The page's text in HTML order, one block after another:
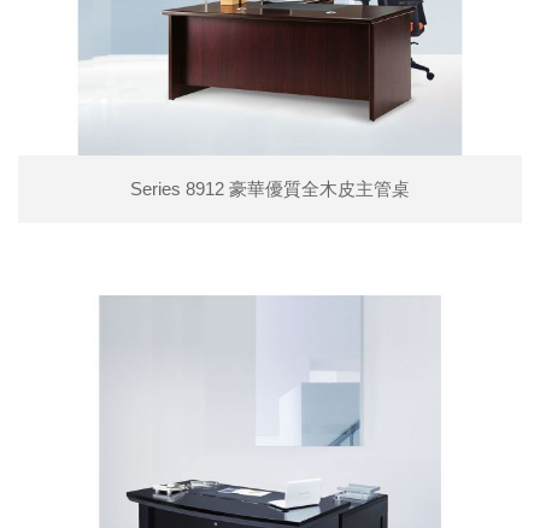
Series 8912 豪華優質全木皮主管桌